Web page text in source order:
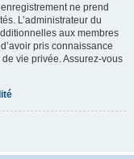
ne prend
L’administrateur du
aux membres
pris connaissance
vie privée. Assurez-vous